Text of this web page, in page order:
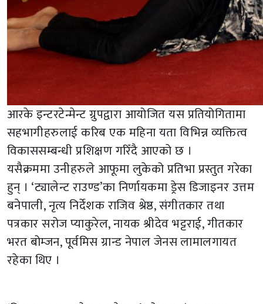
आरके इन्टरटेन्मेन्ट ग्रुपद्वारा आयोजित यस प्रतियोगितामा
सहभागीहरुलाई करिब एक महिना यता विभिन्न व्यक्तित्व
विकाससम्बन्धी प्रशिक्षण गरिँदै आएको छ ।
यसैक्रममा उनीहरुले आफूमा लुकेको प्रतिभा प्रस्तुत गरेका
हुन् । ‘ट्यालेन्ट राउण्ड’का निर्णायकमा ड्रेस डिजाइनर उत्तम
बनेपाली, नृत्य निर्देशक राजिव श्रेष्ठ, संगीतकार तथा
पत्रकार सरोज प्याकुरेल, नायक श्रीदेव भट्टराई, गीतकार
भरत बोम्जन, पूर्वमिस ग्रान्ड नेपाल जेनस लामालगायत
रहेका थिए ।